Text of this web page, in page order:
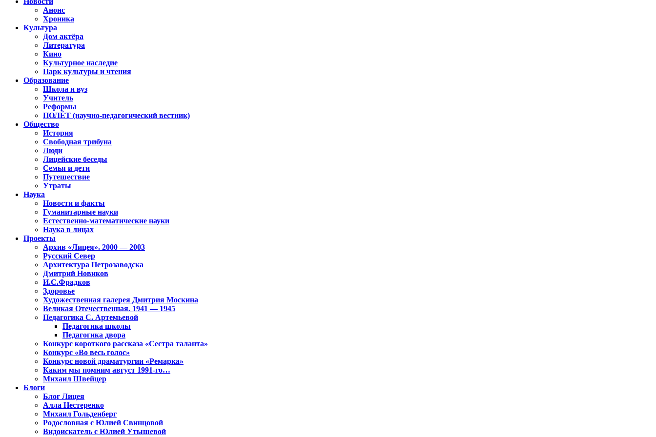
Анонс
Хроника
Культура
Дом актёра
Литература
Кино
Культурное наследие
Парк культуры и чтения
Образование
Школа и вуз
Учитель
Реформы
ПОЛЁТ (научно-педагогический вестник)
Общество
История
Свободная трибуна
Люди
Лицейские беседы
Семья и дети
Путешествие
Утраты
Наука
Новости и факты
Гуманитарные науки
Естественно-математические науки
Наука в лицах
Проекты
Архив «Лицея». 2000 — 2003
Русский Север
Архитектура Петрозаводска
Дмитрий Новиков
И.С.Фрадков
Здоровье
Художественная галерея Дмитрия Москина
Великая Отечественная. 1941 — 1945
Педагогика С. Артемьевой
Педагогика школы
Педагогика двора
Конкурс короткого рассказа «Сестра таланта»
Конкурс «Во весь голос»
Конкурс новой драматургии «Ремарка»
Каким мы помним август 1991-го…
Михаил Швейцер
Блоги
Блог Лицея
Алла Нестеренко
Михаил Гольденберг
Родословная с Юлией Свинцовой
Видоискатель с Юлией Утышевой